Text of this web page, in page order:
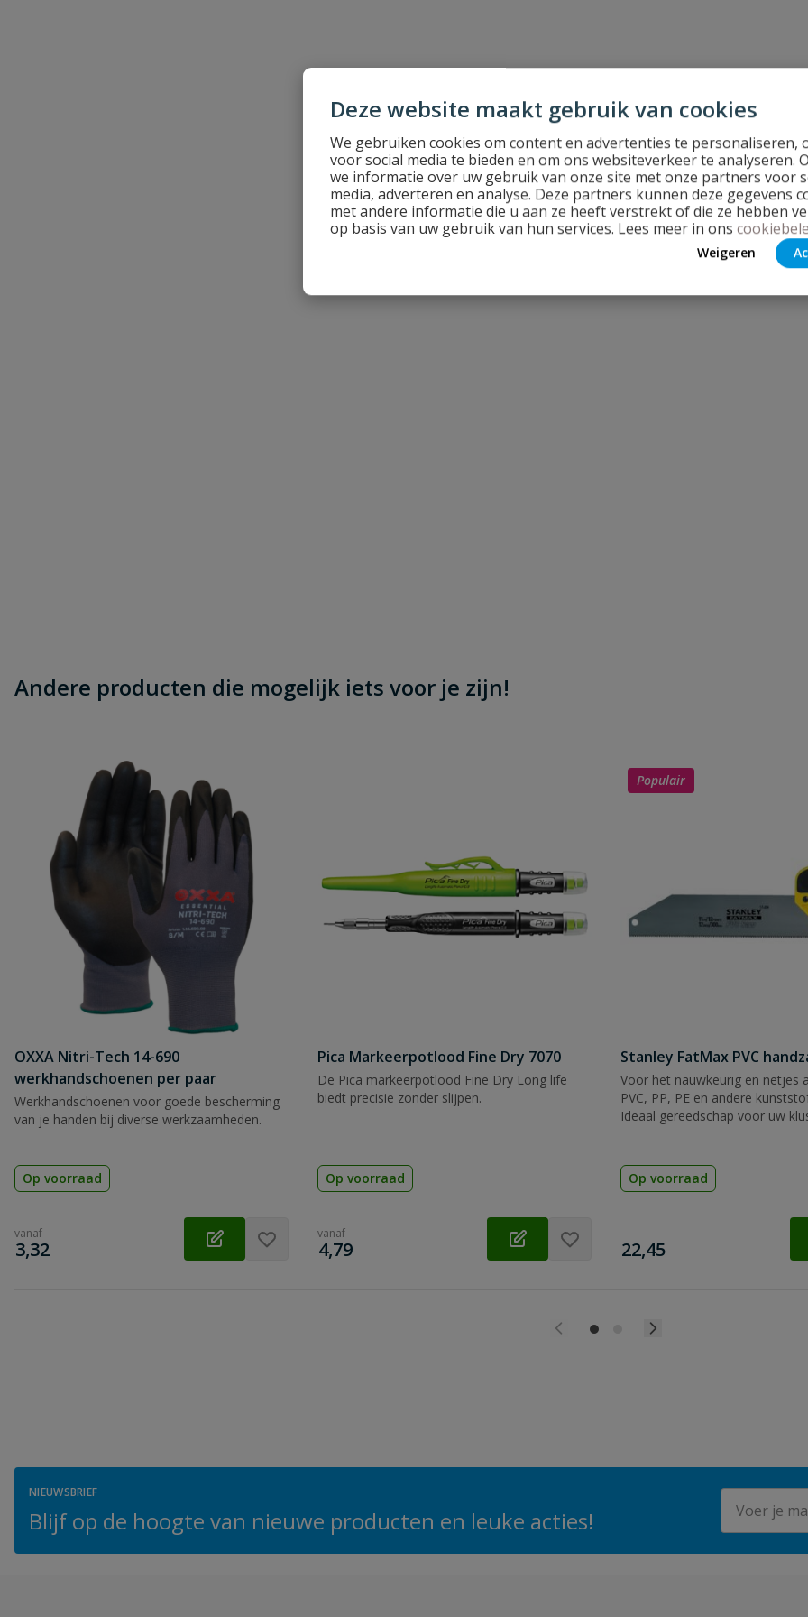
Deze website maakt gebruik van cookies
We gebruiken cookies om content en advertenties te personaliseren,
voor social media te bieden en om ons websiteverkeer te analyseren.
we informatie over uw gebruik van onze site met onze partners voor
media, adverteren en analyse. Deze partners kunnen deze gegevens
met andere informatie die u aan ze heeft verstrekt of die ze hebben
op basis van uw gebruik van hun services. Lees meer in ons
Weigeren
Andere producten die mogelijk iets voor je zijn!
OXXA Nitri-Tech 14-690
werkhandschoenen per paar
Werkhandschoenen voor goede bescherming
van je handen bij diverse werkzaamheden.
Op voorraad
vanaf
€
3,32
Pica Markeerpotlood Fine Dry 7070
De Pica markeerpotlood Fine Dry Long life
biedt precisie zonder slijpen.
Op voorraad
vanaf
€
4,79
Populair
Stanley FatMax PVC
Voor het nauwkeurig en netjes
PVC, PP, PE en andere
Ideaal gereedschap voor uw
Op voorraad
€
22,45
NIEUWSBRIEF
Blijf op de hoogte van nieuwe producten en leuke acties!